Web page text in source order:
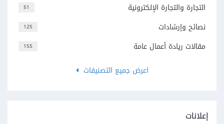
51 التجارة والتجارة الإلكترونية
125 نصائح وإرشادات
155
مقالات ريادة أعمال عامة
اعرض جميع التصنيفات
إعلانات